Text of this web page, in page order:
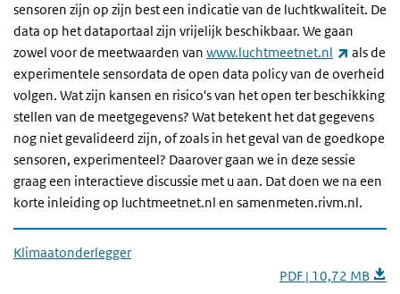
sensoren zijn op zijn best een indicatie van de luchtkwaliteit. De
data op het dataportaal zijn vrijelijk beschikbaar. We gaan
zowel voor de meetwaarden van www.luchtmeetnet.nl
als de
experimentele sensordata de open data policy van de overheid
volgen. Wat zijn kansen en risico's van het open ter beschikking
stellen van de meetgegevens? Wat betekent het dat gegevens
nog niet gevalideerd zijn, of zoals in het geval van de goedkope
sensoren, experimenteel? Daarover gaan we in deze sessie
graag een interactieve discussie met u aan. Dat doen we na een
korte inleiding op luchtmeetnet.nl en samenmeten.rivm.nl.
Klimaatonderlegger
PDF | 10,72 MB